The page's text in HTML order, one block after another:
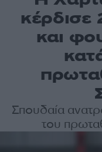
κέρδισε
και
Σπουδαία
του